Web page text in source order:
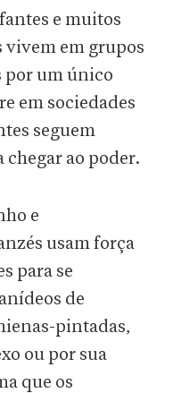
e muitos
vivem em grupos
por um único
em sociedades
seguem
ao poder.
e
usam força
para se
de
pintadas,
ou por sua
que os